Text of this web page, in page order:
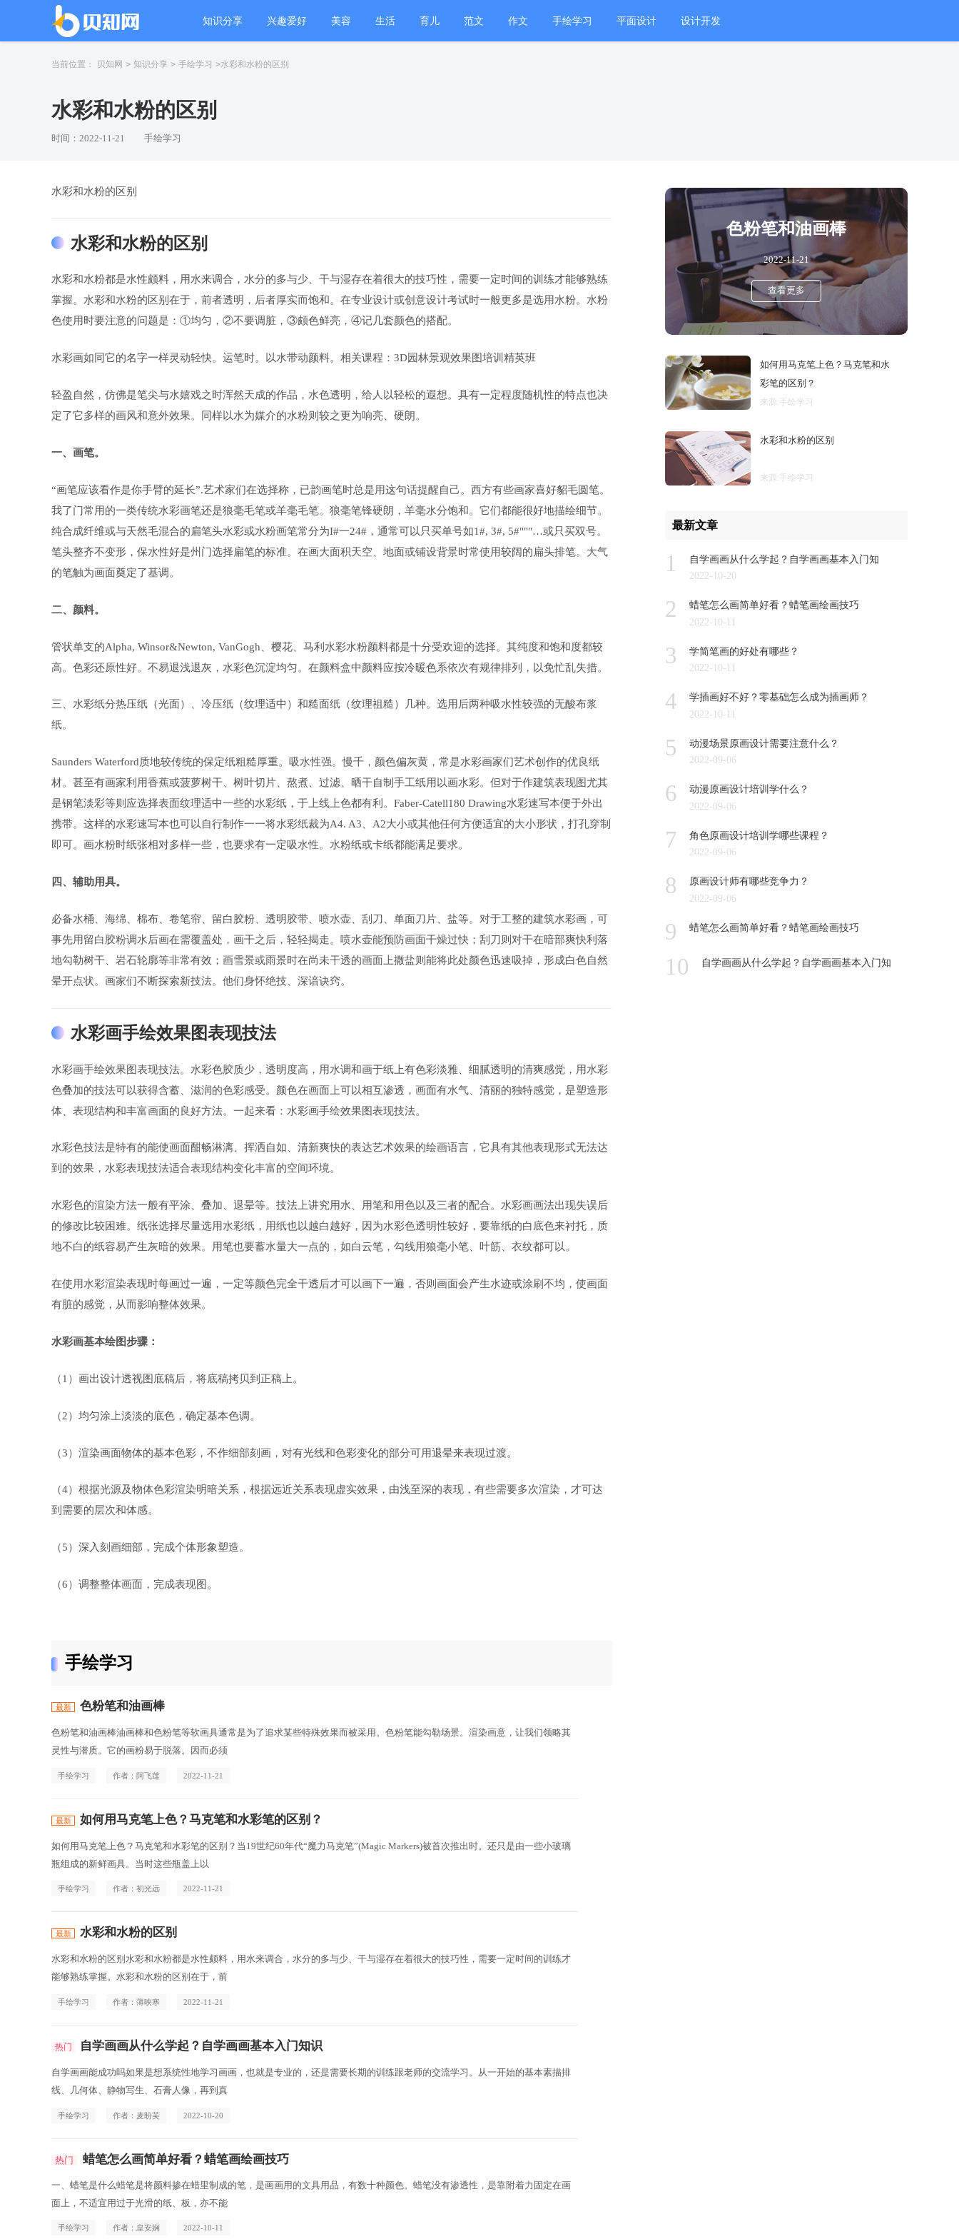
知识分享 兴趣爱好 美容 生活 育儿 范文 作文 手绘学习 平面设计 设计开发
艺术百科 服装设计
水彩和水粉的区别
当前位置： 贝知网 > 知识分享 > 手绘学习 >水彩和水粉的区别
水彩和水粉的区别
时间：2022-11-21 手绘学习
水彩和水粉的区别
水彩和水粉的区别
水彩和水粉都是水性颇料，用水来调合，水分的多与少、干与湿存在着很大的技巧性，需要一定时间的训练才能够熟练
掌握。水彩和水粉的区别在于，前者透明，后者厚实而饱和。在专业设计或创意设计考试时一般更多是选用水粉。水粉
色使用时要注意的问题是：①均匀，②不要调脏，③颇色鲜亮，④记几套颜色的搭配。
水彩画如同它的名字一样灵动轻快。运笔时。以水带动颜料。相关课程：3D园林景观效果图培训精英班
轻盈自然，仿佛是笔尖与水嬉戏之时浑然天成的作品，水色透明，给人以轻松的遐想。具有一定程度随机性的特点也决
定了它多样的画风和意外效果。同样以水为媒介的水粉则较之更为响亮、硬朗。
一、画笔。
“画笔应该看作是你手臂的延长”.艺术家们在选择称，已韵画笔时总是用这句话提醒自己。西方有些画家喜好貂毛圆笔。
我了门常用的一类传统水彩画笔还是狼毫毛笔或羊毫毛笔。狼毫笔锋硬朗，羊毫水分饱和。它们都能很好地描绘细节。
纯合成纤维或与天然毛混合的扁笔头水彩或水粉画笔常分为I#一24#，通常可以只买单号如1#, 3#, 5#"""…或只买双号。
笔头整齐不变形，保水性好是州门选择扁笔的标准。在画大面积天空、地面或铺设背景时常使用较阔的扁头排笔。大气
的笔触为画面奠定了基调。
二、颜料。
管状单支的Alpha, Winsor&Newton, VanGogh、樱花、马利水彩水粉颜料都是十分受欢迎的选择。其纯度和饱和度都较
高。色彩还原性好。不易退浅退灰，水彩色沉淀均匀。在颜料盒中颜料应按冷暖色系依次有规律排列，以免忙乱失措。
三、水彩纸分热压纸（光面）、冷压纸（纹理适中）和糙面纸（纹理祖糙）几种。选用后两种吸水性较强的无酸布浆
纸。
Saunders Waterford质地较传统的保定纸粗糙厚重。吸水性强。慢千，颜色偏灰黄，常是水彩画家们艺术创作的优良纸
材。甚至有画家利用香蕉或菠萝树干、树叶切片、熬煮、过滤、晒干自制手工纸用以画水彩。但对于作建筑表现图尤其
是钢笔淡彩等则应选择表面纹理适中一些的水彩纸，于上线上色都有利。Faber-Catell180 Drawing水彩速写本便于外出
携带。这样的水彩速写本也可以自行制作一一将水彩纸裁为A4. A3、A2大小或其他任何方便适宜的大小形状，打孔穿制
即可。画水粉时纸张相对多样一些，也要求有一定吸水性。水粉纸或卡纸都能满足要求。
四、辅助用具。
必备水桶、海绵、棉布、卷笔帘、留白胶粉、透明胶带、喷水壶、刮刀、单面刀片、盐等。对于工整的建筑水彩画，可
事先用留白胶粉调水后画在需覆盖处，画干之后，轻轻揭走。喷水壶能预防画面干燥过快；刮刀则对干在暗部爽快利落
地勾勒树干、岩石轮廓等非常有效；画雪景或雨景时在尚未干透的画面上撒盐则能将此处颜色迅速吸掉，形成白色自然
晕开点状。画家们不断探索新技法。他们身怀绝技、深谙诀窍。
水彩画手绘效果图表现技法
水彩画手绘效果图表现技法。水彩色胶质少，透明度高，用水调和画于纸上有色彩淡雅、细腻透明的清爽感觉，用水彩
色叠加的技法可以获得含蓄、滋润的色彩感受。颜色在画面上可以相互渗透，画面有水气、清丽的独特感觉，是塑造形
体、表现结构和丰富画面的良好方法。一起来看：水彩画手绘效果图表现技法。
水彩色技法是特有的能使画面酣畅淋漓、挥洒自如、清新爽快的表达艺术效果的绘画语言，它具有其他表现形式无法达
到的效果，水彩表现技法适合表现结构变化丰富的空间环境。
水彩色的渲染方法一般有平涂、叠加、退晕等。技法上讲究用水、用笔和用色以及三者的配合。水彩画画法出现失误后
的修改比较困难。纸张选择尽量选用水彩纸，用纸也以越白越好，因为水彩色透明性较好，要靠纸的白底色来衬托，质
地不白的纸容易产生灰暗的效果。用笔也要蓄水量大一点的，如白云笔，勾线用狼毫小笔、叶筋、衣纹都可以。
在使用水彩渲染表现时每画过一遍，一定等颜色完全干透后才可以画下一遍，否则画面会产生水迹或涂刷不均，使画面
有脏的感觉，从而影响整体效果。
水彩画基本绘图步骤：
（1）画出设计透视图底稿后，将底稿拷贝到正稿上。
（2）均匀涂上淡淡的底色，确定基本色调。
（3）渲染画面物体的基本色彩，不作细部刻画，对有光线和色彩变化的部分可用退晕来表现过渡。
（4）根据光源及物体色彩渲染明暗关系，根据远近关系表现虚实效果，由浅至深的表现，有些需要多次渲染，才可达
到需要的层次和体感。
（5）深入刻画细部，完成个体形象塑造。
（6）调整整体画面，完成表现图。
手绘学习
色粉笔和油画棒
色粉笔和油画棒油画棒和色粉笔等软画具通常是为了追求某些特殊效果而被采用。色粉笔能勾勒场景。渲染画意，让我们领略其
灵性与潜质。它的画粉易于脱落。因而必须
手绘学习 作者：阿飞莲 2022-11-21
如何用马克笔上色？马克笔和水彩笔的区别？
如何用马克笔上色？马克笔和水彩笔的区别？当19世纪60年代“魔力马克笔”(Magic Markers)被首次推出时。还只是由一些小玻璃
瓶组成的新鲜画具。当时这些瓶盖上以
手绘学习 作者：初光远 2022-11-21
水彩和水粉的区别
水彩和水粉的区别水彩和水粉都是水性颇料，用水来调合，水分的多与少、干与湿存在着很大的技巧性，需要一定时间的训练才
能够熟练掌握。水彩和水粉的区别在于，前
手绘学习 作者：薄映寒 2022-11-21
自学画画从什么学起？自学画画基本入门知识
自学画画能成功吗如果是想系统性地学习画画，也就是专业的，还是需要长期的训练跟老师的交流学习。从一开始的基本素描排
线、几何体、静物写生、石膏人像，再到真
手绘学习 作者：麦盼芙 2022-10-20
蜡笔怎么画简单好看？蜡笔画绘画技巧
一、蜡笔是什么蜡笔是将颜料掺在蜡里制成的笔，是画画用的文具用品，有数十种颜色。蜡笔没有渗透性，是靠附着力固定在画
面上，不适宜用过于光滑的纸、板，亦不能
手绘学习 作者：皇安娴 2022-10-11
色粉笔和油画棒
2022-11-21
查看更多
如何用马克笔上色？马克笔和水
彩笔的区别？
来源:手绘学习
水彩和水粉的区别
来源:手绘学习
最新文章
1
自学画画从什么学起？自学画画基本入门知
识
2022-10-20
2
蜡笔怎么画简单好看？蜡笔画绘画技巧
2022-10-11
3
学简笔画的好处有哪些？
2022-10-11
4
学插画好不好？零基础怎么成为插画师？
2022-10-11
5
动漫场景原画设计需要注意什么？
2022-09-06
6
动漫原画设计培训学什么？
2022-09-06
7
角色原画设计培训学哪些课程？
2022-09-06
8
原画设计师有哪些竞争力？
2022-09-06
9 蜡笔怎么画简单好看？蜡笔画绘画技巧
10
自学画画从什么学起？自学画画基本入门知